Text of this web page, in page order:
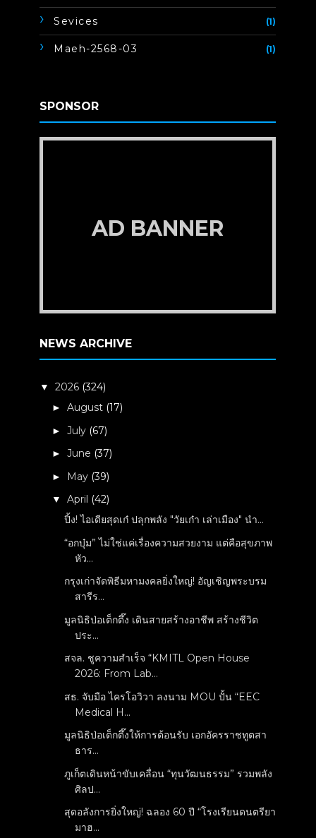
Sevices (1)
Maeh-2568-03 (1)
SPONSOR
AD BANNER
NEWS ARCHIVE
▼2026 (324)
►August (17)
►July (67)
►June (37)
► May (39)
▼April (42)
ปิ้ง! ไอเดียสุดเก๋ ปลุกพลัง "วัยเก๋า เล่าเมือง" นำ...
“อกบุ๋ม” ไม่ใช่แค่เรื่องความสวยงาม แต่คือสุขภาพ
หัว...
กรุงเก่าจัดพิธีมหามงคลยิ่งใหญ่! อัญเชิญพระบรม
สารีร...
มูลนิธิป่อเต็กตึ๊ง เดินสายสร้างอาชีพ สร้างชีวิต
ประ...
สจล. ชูความสำเร็จ “KMITL Open House
2026: From Lab...
สธ. จับมือ ไครโอวิวา ลงนาม MOU ปั้น “EEC
Medical H...
มูลนิธิป่อเต็กตึ๊งให้การต้อนรับ เอกอัครราชทูตสา
ธาร...
ภูเก็ตเดินหน้าขับเคลื่อน “ทุนวัฒนธรรม” รวมพลัง
ศิลป...
สุดอลังการยิ่งใหญ่! ฉลอง 60 ปี “โรงเรียนดนตรียา
มาฮ...